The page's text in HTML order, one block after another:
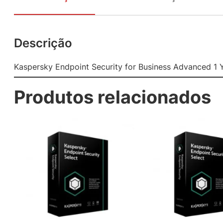
Descrição
Kaspersky Endpoint Security for Business Advanced 1
Produtos relacionados